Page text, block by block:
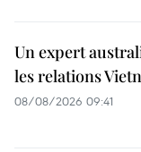
Un expert
les relations
08/08/2026 09:41